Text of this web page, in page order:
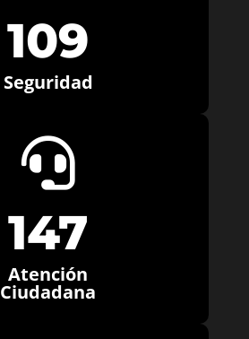
109
Seguridad

147
Atención
Ciudadana